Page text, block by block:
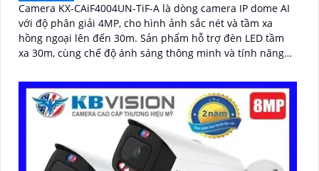
Camera KX-CAiF4004UN-TiF-A là dòng camera IP dome AI
với độ phân giải 4MP, cho hình ảnh sắc nét và tầm xa
hồng ngoại lên đến 30m. Sản phẩm hỗ trợ đèn LED tầm
xa 30m, cùng chế độ ánh sáng thông minh và tính năng
110dB